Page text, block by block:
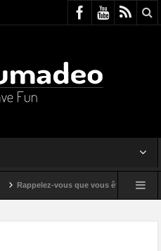
Rappelez-vous que vous êtes super !